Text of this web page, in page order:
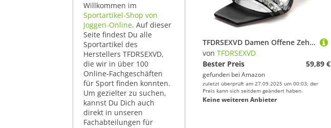
Willkommen im
Sportartikel-Shop von
Joggen-Online. Auf dieser
Seite findest Du alle
Sportartikel des
Herstellers TFDRSEXVD,
die wir in über 100
Online-Fachgeschäften
für Sport finden konnten.
Um gezielter zu suchen,
kannst Du Dich auch
direkt in unseren
Fachabteilungen für
TFDRSEXVD Damen Offene Zehen Satin Hochzeitsschuhe Slingback Party Pumps Knöchelriemen Braut Strass Schuhe Stiletto Heels Sandalen,Schwarz,41
von TFDRSEXVD
Bester Preis
59,89 €
gefunden bei Amazon
zuletzt überprüft am 27.09.2025 um 00:03; der
Preis kann sich seitdem geändert haben.
Keine weiteren Anbieter